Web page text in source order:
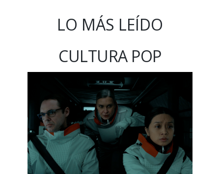
LO MÁS LEÍDO
CULTURA POP